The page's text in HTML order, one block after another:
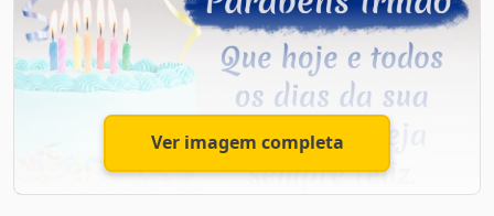
Querido irmão, te desejo muitas felicidades e que você
conquiste todos os seus sonhos. Parabéns!
Ver imagem completa